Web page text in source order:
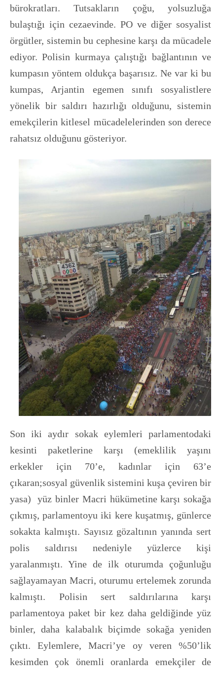
bürokratları. Tutsakların çoğu, yolsuzluğa
bulaştığı için cezaevinde. PO ve diğer sosyalist
örgütler, sistemin bu cephesine karşı da mücadele
ediyor. Polisin kurmaya çalıştığı bağlantının ve
kumpasın yöntem oldukça başarısız. Ne var ki bu
kumpas, Arjantin egemen sınıfı sosyalistlere
yönelik bir saldırı hazırlığı olduğunu, sistemin
emekçilerin kitlesel mücadelelerinden son derece
rahatsız olduğunu gösteriyor.
Son iki aydır sokak eylemleri parlamentodaki
kesinti paketlerine karşı (emeklilik yaşını
erkekler için 70’e, kadınlar için 63’e
çıkaran;sosyal güvenlik sistemini kuşa çeviren bir
yasa) yüz binler Macri hükümetine karşı sokağa
çıkmış, parlamentoyu iki kere kuşatmış, günlerce
sokakta kalmıştı. Sayısız gözaltının yanında sert
polis saldırısı nedeniyle yüzlerce kişi
yaralanmıştı. Yine de ilk oturumda çoğunluğu
sağlayamayan Macri, oturumu ertelemek zorunda
kalmıştı. Polisin sert saldırılarına karşı
parlamentoya paket bir kez daha geldiğinde yüz
binler, daha kalabalık biçimde sokağa yeniden
çıktı. Eylemlere, Macri’ye oy veren %50’lik
kesimden çok önemli oranlarda emekçiler de